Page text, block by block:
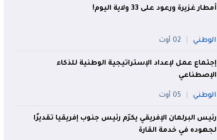
أمطار غزيرة ورعود على 33 ولاية اليوم!
الوطني 02 أوت
إجتماع عمل لإعداد الإستراتيجية الوطنية للذكاء
الإصطناعي
الوطني 05 أوت
رئيس البرلمان الإفريقي يكرّم رئيس جنوب إفريقيا تقديرًا
لجهوده في خدمة القارة